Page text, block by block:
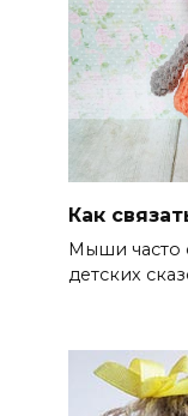
Как
Мыши часто
детских